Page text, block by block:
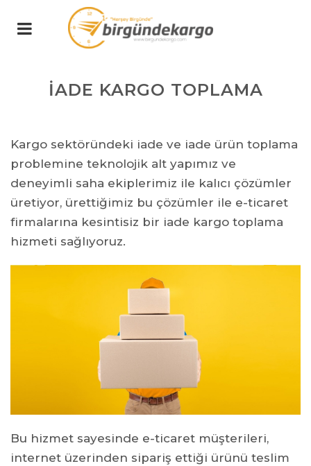
İADE KARGO TOPLAMA
Kargo sektöründeki iade ve iade ürün toplama
problemine teknolojik alt yapımız ve
deneyimli saha ekiplerimiz ile kalıcı çözümler
üretiyor, ürettiğimiz bu çözümler ile e-ticaret
firmalarına kesintisiz bir iade kargo toplama
hizmeti sağlıyoruz.
Bu hizmet sayesinde e-ticaret müşterileri,
internet üzerinden sipariş ettiği ürünü teslim